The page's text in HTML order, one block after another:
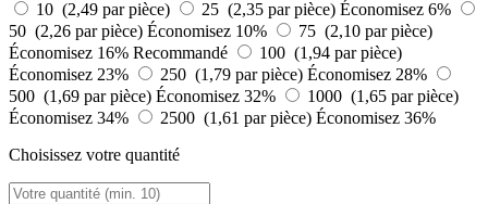
10 (2,49 par pièce)
25 (2,35 par pièce) Économisez 6%
50 (2,26 par pièce) Économisez 10%
75 (2,10 par pièce)
Économisez 16% Recommandé
100 (1,94 par pièce)
Économisez 23%
250 (1,79 par pièce) Économisez 28%
500 (1,69 par pièce) Économisez 32%
1000 (1,65 par pièce)
Économisez 34%
2500 (1,61 par pièce) Économisez 36%
Choisissez votre quantité